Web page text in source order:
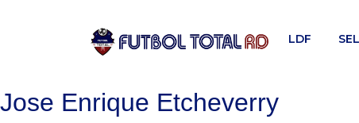
LDF
Jose Enrique Etcheverry